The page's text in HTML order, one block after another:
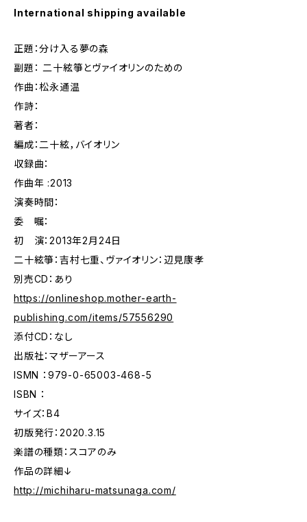
International shipping available
正題：分け入る夢の森
副題： 二十絃箏とヴァイオリンのための
作曲：松永通温
作詩：
著者：
編成：二十絃，バイオリン
収録曲：
作曲年 :2013
演奏時間：
委 嘱：
初 演：2013年2月24日
二十絃箏：吉村七重、ヴァイオリン：辺見康孝
別売CD：あり
https://onlineshop.mother-earth-
publishing.com/items/57556290
添付CD：なし
出版社：マザーアース
ISMN ：979-0-65003-468-5
ISBN ：
サイズ：B4
初版発行：2020.3.15
楽譜の種類：スコアのみ
作品の詳細↓
http://michiharu-matsunaga.com/